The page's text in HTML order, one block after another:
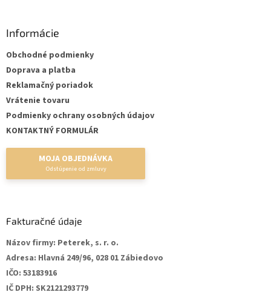
Informácie
Obchodné podmienky
Doprava a platba
Reklamačný poriadok
Vrátenie tovaru
Podmienky ochrany osobných údajov
KONTAKTNÝ FORMULÁR
MOJA OBJEDNÁVKA
Fakturačné údaje
Názov firmy: Peterek, s. r. o.
Adresa: Hlavná 249/96, 028 01 Zábiedovo
IČO: 53183916
IČ DPH: SK2121293779